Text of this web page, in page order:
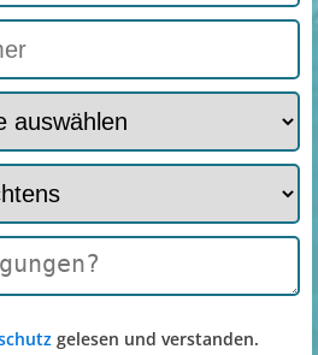
gelesen und verstanden.